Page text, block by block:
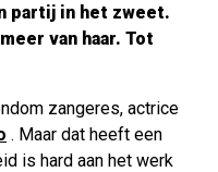
partij in het zweet.
van haar. Tot
zangeres, actrice
. Maar dat heeft een
is hard aan het werk